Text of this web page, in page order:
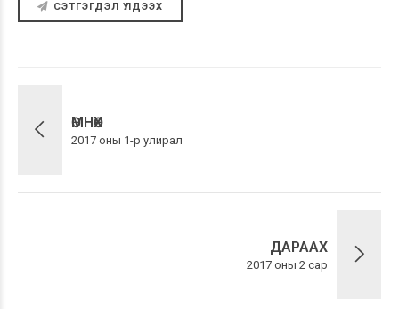
СЭТГЭГДЭЛ ҮЛДЭЭХ
ӨМНӨХ
2017 оны 1-р улирал
ДАРААХ
2017 оны 2 сар